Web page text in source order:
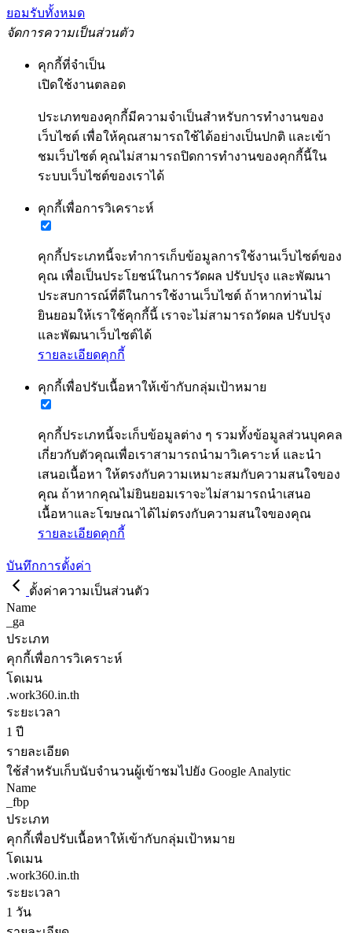
ยอมรับทั้งหมด
จัดการความเป็นส่วนตัว
คุกกี้ที่จำเป็น
เปิดใช้งานตลอด
ประเภทของคุกกี้มีความจำเป็นสำหรับการทำงานของ
เว็บไซต์ เพื่อให้คุณสามารถใช้ได้อย่างเป็นปกติ และเข้า
ชมเว็บไซต์ คุณไม่สามารถปิดการทำงานของคุกกี้นี้ใน
ระบบเว็บไซต์ของเราได้
คุกกี้เพื่อการวิเคราะห์
คุกกี้ประเภทนี้จะทำการเก็บข้อมูลการใช้งานเว็บไซต์ของ
คุณ เพื่อเป็นประโยชน์ในการวัดผล ปรับปรุง และพัฒนา
ประสบการณ์ที่ดีในการใช้งานเว็บไซต์ ถ้าหากท่านไม่
ยินยอมให้เราใช้คุกกี้นี้ เราจะไม่สามารถวัดผล ปรับปรุง
และพัฒนาเว็บไซต์ได้
รายละเอียดคุกกี้
คุกกี้เพื่อปรับเนื้อหาให้เข้ากับกลุ่มเป้าหมาย
คุกกี้ประเภทนี้จะเก็บข้อมูลต่าง ๆ รวมทั้งข้อมูลส่วนบุคคล
เกี่ยวกับตัวคุณเพื่อเราสามารถนำมาวิเคราะห์ และนำ
เสนอเนื้อหา ให้ตรงกับความเหมาะสมกับความสนใจของ
คุณ ถ้าหากคุณไม่ยินยอมเราจะไม่สามารถนำเสนอ
เนื้อหาและโฆษณาได้ไม่ตรงกับความสนใจของคุณ
รายละเอียดคุกกี้
บันทึกการตั้งค่า
ตั้งค่าความเป็นส่วนตัว
Name
_ga
ประเภท
คุกกี้เพื่อการวิเคราะห์
โดเมน
.work360.in.th
ระยะเวลา
1 ปี
รายละเอียด
ใช้สำหรับเก็บนับจำนวนผู้เข้าชมไปยัง Google Analytic
Name
_fbp
ประเภท
คุกกี้เพื่อปรับเนื้อหาให้เข้ากับกลุ่มเป้าหมาย
โดเมน
.work360.in.th
ระยะเวลา
1 วัน